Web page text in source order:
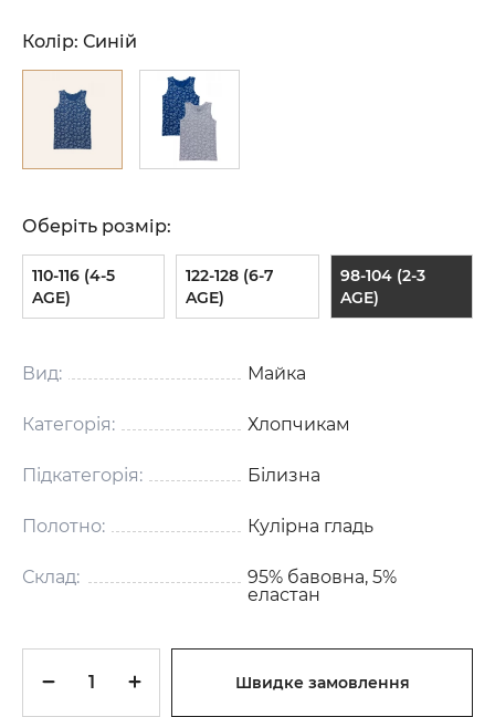
Колір: Синій
Оберіть розмір:
110-116 (4-5
AGE)
122-128 (6-7
AGE)
98-104 (2-3
AGE)
Вид: Майка
Категорія: Хлопчикам
Підкатегорія: Білизна
Полотно: Кулірна гладь
Склад:
95% бавовна, 5%
еластан
Швидке замовлення